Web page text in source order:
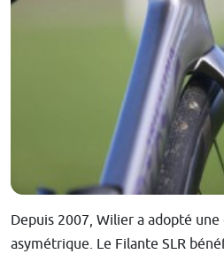
Depuis 2007, Wilier a adopté
asymétrique. Le Filante SLR